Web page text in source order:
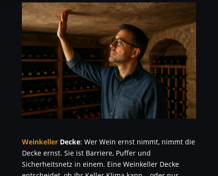
WeinkellerDecke: Wer Wein ernst nimmt, nimmt die
Decke ernst. Sie ist Barriere, Puffer und
Sicherheitsnetz in einem. Eine Weinkeller Decke